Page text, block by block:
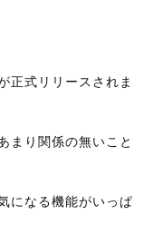
正式リリースされま
まり関係の無いこと
になる機能がいっぱ